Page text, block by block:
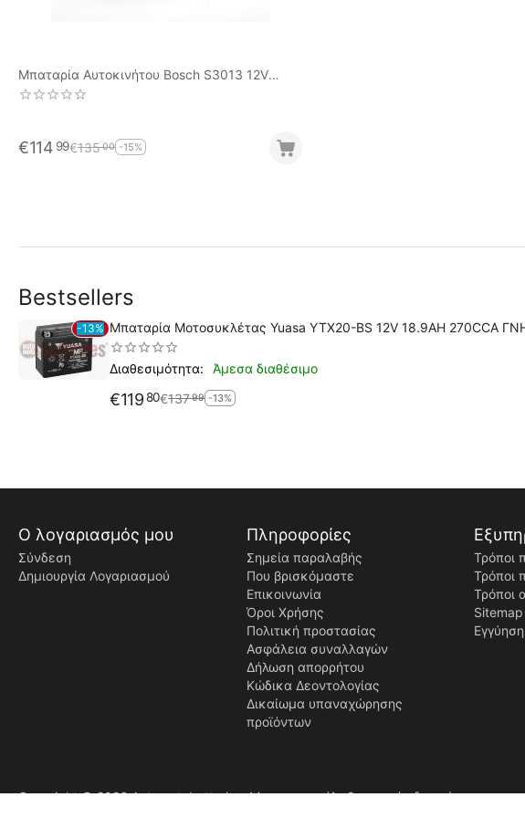
Μπαταρία Αυτοκινήτου Bosch S3013 12V
90AH-720EN A-Εκκίνησης
€114 99€13500 -15%
Bestsellers
13% Μπαταρία Μοτοσυκλέτας Yuasa YTX20-BS 12V 18.9AH 270CCA
Διαθεσιμότητα: Άμεσα διαθέσιμο
€11980€13799 -13%
Ο λογαριασμός μου
Σύνδεση
Δημιουργία Λογαριασμού
Πληροφορίες
Σημεία παραλαβής
Που βρισκόμαστε
Επικοινωνία
Όροι Χρήσης
Πολιτική προστασίας
Ασφάλεια συναλλαγών
Δήλωση απορρήτου
Κώδικα Δεοντολογίας
Δικαίωμα υπαναχώρησης
προϊόντων
Τρόποι
Τρόποι
Τρόποι
Sitemap
Εγγύηση
Copyright © 2026 Automotobatteries. Με την επιφύλαξη παντός δικαιώματος